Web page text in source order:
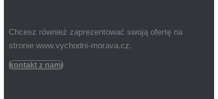
Chcesz również zaprezentować swoją ofertę na
stronie www.vychodni-morava.cz.
kontakt z nami